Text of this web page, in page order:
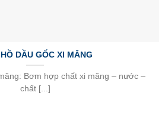
DẦU GỐC XI MĂNG
Bơm hợp chất xi măng – nước –
chất [...]